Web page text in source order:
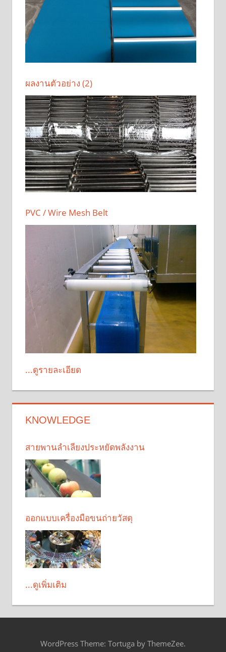
ผลงานตัวอย่าง (2)
PVC / Wire Mesh Belt
...ดูรายละเอียด
KNOWLEDGE
สายพานลำเลียงประหยัดพลังงาน
ออกแบบเครื่องมือขนถ่ายวัสดุ
...ดูเพิ่มเติม
WordPress Theme: Tortuga by ThemeZee.